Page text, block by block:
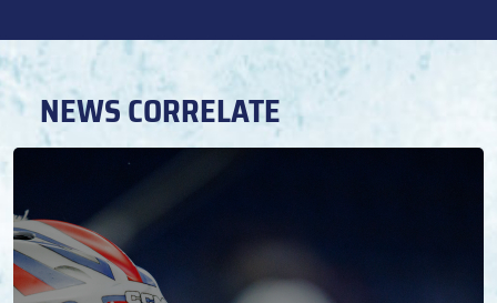
NEWS CORRELATE